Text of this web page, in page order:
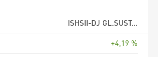
ISHSII-DJ GL.SUST...
+4,19 %